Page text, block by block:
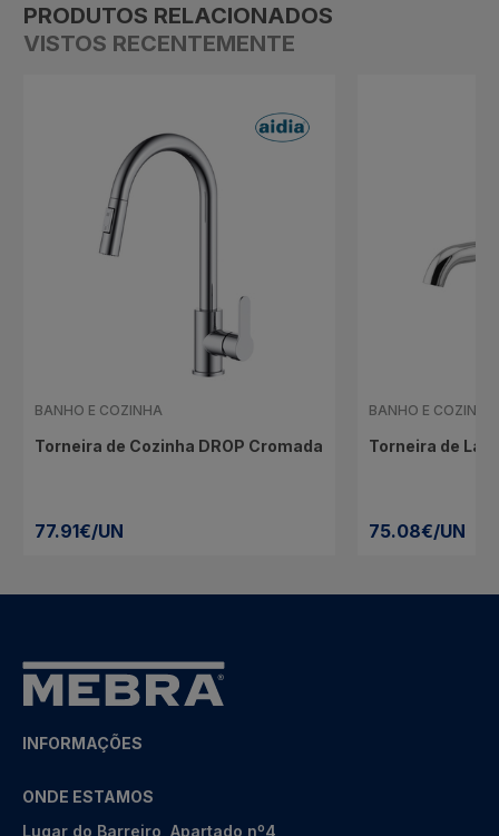
PRODUTOS RELACIONADOS
VISTOS RECENTEMENTE
BANHO E COZINHA
Torneira de Cozinha DROP Cromada
77.91€/UN
BANHO E COZINHA
Torneira de
75.08€/UN
INFORMAÇÕES
ONDE ESTAMOS
Lugar do Barreiro, Apartado nº4